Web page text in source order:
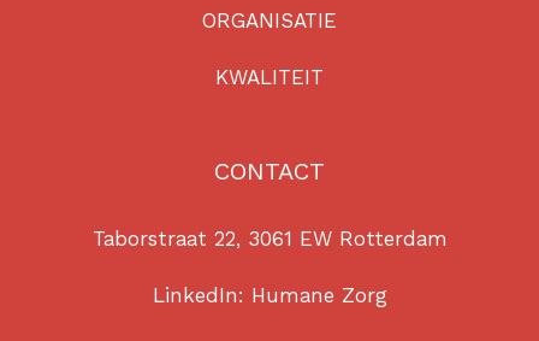
ORGANISATIE
KWALITEIT
CONTACT
Taborstraat 22, 3061 EW Rotterdam
LinkedIn: Humane Zorg